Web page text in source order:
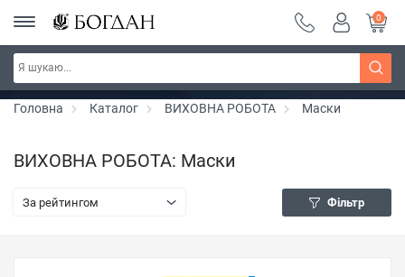
Серія "Чейзіана" ~ знижка 20%
0
Головна Каталог ВИХОВНА РОБОТА Маски
ВИХОВНА РОБОТА: Маски
За рейтингом Фільтр